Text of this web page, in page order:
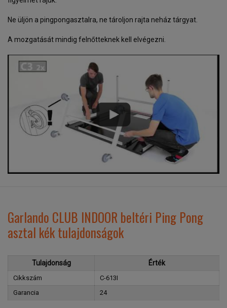
Ne üljön a pingpongasztalra, ne tároljon rajta neház tárgyat.
A mozgatását mindig felnőtteknek kell elvégezni.
Garlando CLUB INDOOR beltéri Ping Pong
asztal kék tulajdonságok
Tulajdonság Érték
Cikkszám
C-613I
Garancia
24